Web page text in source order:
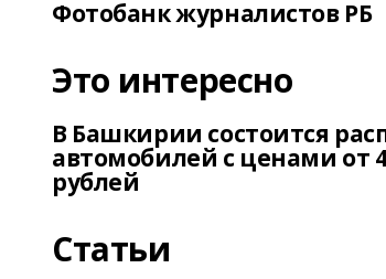
Фотобанк журналистов РБ
Это интересно
В Башкирии состоится
автомобилей с ценами от
рублей
Статьи